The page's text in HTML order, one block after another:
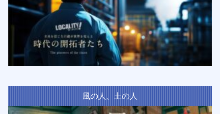
風の人、土の人